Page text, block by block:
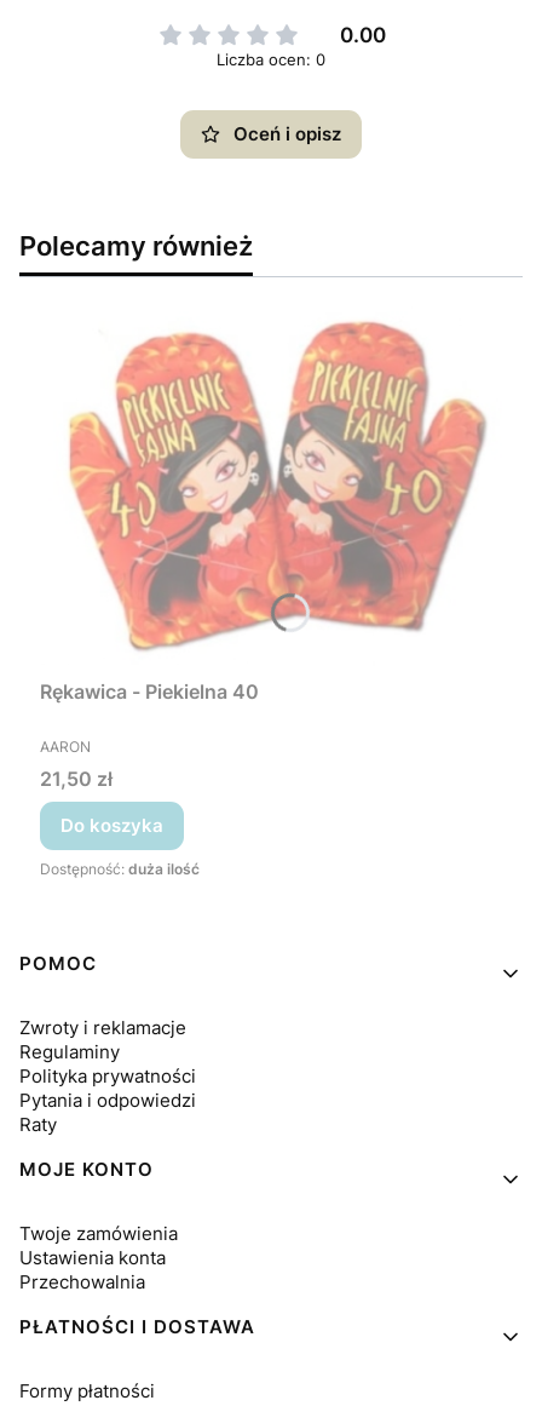
0.00
Liczba ocen: 0
Oceń i opisz
Polecamy również
Rękawica - Piekielna 40
PRODUCENT
AARON
Cena
21,50 zł
Do koszyka
Dostępność: duża ilość
Linki w stopce
POMOC
Zwroty i reklamacje
Regulaminy
Polityka prywatności
Pytania i odpowiedzi
Raty
MOJE KONTO
Twoje zamówienia
Ustawienia konta
Przechowalnia
PŁATNOŚCI I DOSTAWA
Formy płatności